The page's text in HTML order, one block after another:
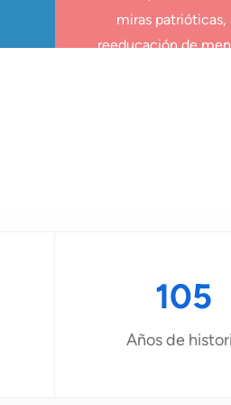
miras patrióticas,
reeducación de
105
Años de